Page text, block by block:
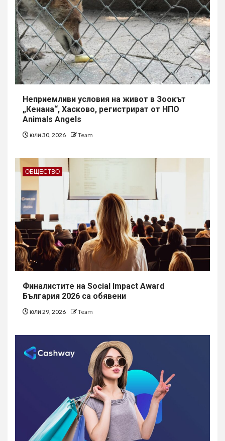
Неприемливи условия на живот в Зоокът
„Кенана“, Хасково, регистрират от НПО
Animals Angels
юли 30, 2026 Team
ОБЩЕСТВО
Финалистите на Social Impact Award
България 2026 са обявени
юли 29, 2026 Team